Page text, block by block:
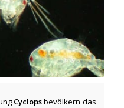
Cyclopsbevölkern das